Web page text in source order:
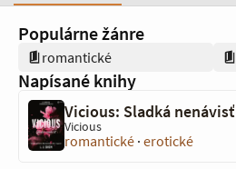
Populárne žánre
romantické
Napísané knihy
Vicious: Sladká nenávisť
Vicious
romantické · erotické